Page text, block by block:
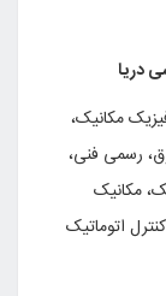
دریا
مکانیک،
رسمی فنی،
مکانیک
اتوماتیک